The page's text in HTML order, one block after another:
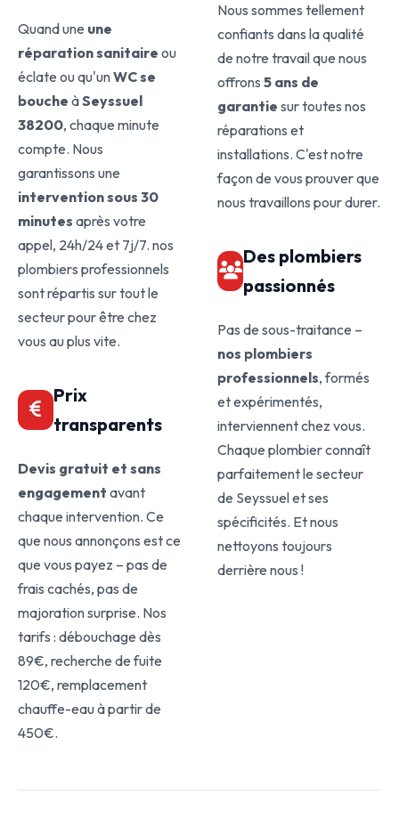
Quand une une
réparation sanitaire ou
éclate ou qu'unWC se
bouche àSeyssuel
38200, chaque minute
compte. Nous
garantissons une
intervention sous 30
minutes après votre
appel, 24h/24 et 7j/7. nos
plombiers professionnels
sont répartis sur tout le
secteur pour être chez
vous au plus vite.
Prix
transparents
Devis gratuit et sans
engagement avant
chaque intervention. Ce
que nous annonçons est ce
que vous payez – pas de
frais cachés, pas de
majoration surprise. Nos
tarifs : débouchage dès
89€, recherche de fuite
120€, remplacement
chauffe-eau à partir de
450€.
Nous sommes tellement
confiants dans la qualité
de notre travail que nous
offrons 5 ans de
garantie sur toutes nos
réparations et
installations. C'est notre
façon de vous prouver que
nous travaillons pour durer.
Des plombiers
passionnés
Pas de sous-traitance –
nos plombiers
professionnels, formés
et expérimentés,
interviennent chez vous.
Chaque plombier connaît
parfaitement le secteur
de Seyssuel et ses
spécificités. Et nous
nettoyons toujours
derrière nous !